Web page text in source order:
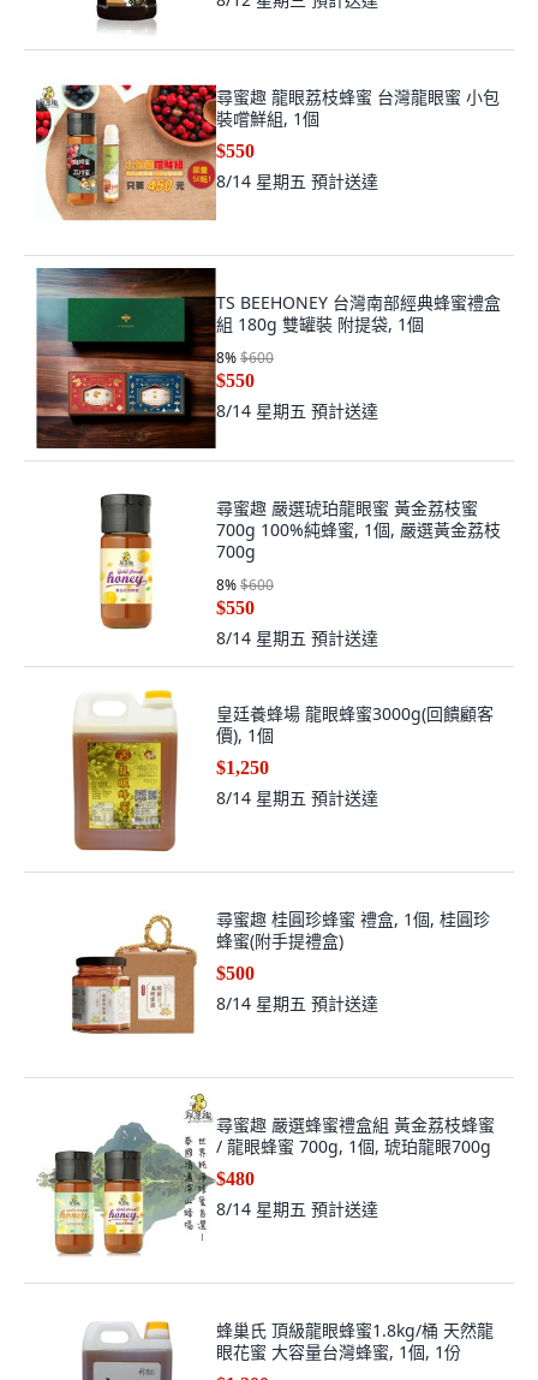
尋蜜趣 龍眼荔枝蜂蜜 台灣龍眼蜜 小包
裝嚐鮮組, 1個
$550
8/14 星期五 預計送達
TS BEEHONEY 台灣南部經典蜂蜜禮盒
組 180g 雙罐裝 附提袋, 1個
8%$600
$550
8/14 星期五 預計送達
尋蜜趣 嚴選琥珀龍眼蜜 黃金荔枝蜜
700g 100%純蜂蜜, 1個, 嚴選黃金荔枝
700g
8%$600
$550
8/14 星期五 預計送達
皇廷養蜂場 龍眼蜂蜜3000g(回饋顧客
價), 1個
$1,250
8/14 星期五 預計送達
尋蜜趣 桂圓珍蜂蜜 禮盒, 1個, 桂圓珍
蜂蜜(附手提禮盒)
$500
8/14 星期五 預計送達
尋蜜趣 嚴選蜂蜜禮盒組 黃金荔枝蜂蜜
/ 龍眼蜂蜜 700g, 1個, 琥珀龍眼700g
$480
8/14 星期五 預計送達
蜂巢氏 頂級龍眼蜂蜜1.8kg/桶 天然龍
眼花蜜 大容量台灣蜂蜜, 1個, 1份